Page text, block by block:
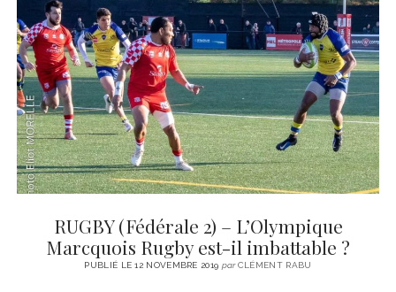
RUGBY (Fédérale 2) – L’Olympique
Marcquois Rugby est-il imbattable ?
PUBLIÉ LE 12 NOVEMBRE 2019 parCLÉMENT RABU